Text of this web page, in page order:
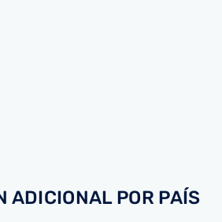
ADICIONAL POR PAÍS